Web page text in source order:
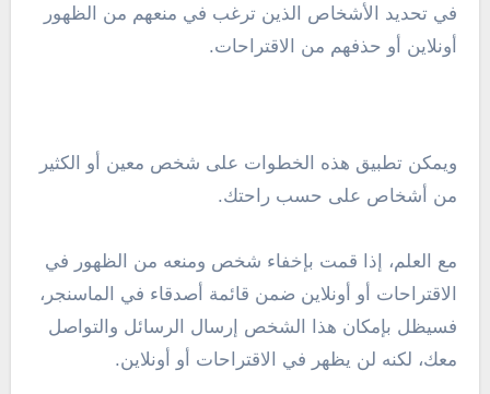
في تحديد الأشخاص الذين ترغب في منعهم من الظهور
أونلاين أو حذفهم من الاقتراحات.
ويمكن تطبيق هذه الخطوات على شخص معين أو الكثير
من أشخاص على حسب راحتك.
مع العلم، إذا قمت بإخفاء شخص ومنعه من الظهور في
الاقتراحات أو أونلاين ضمن قائمة أصدقاء في الماسنجر،
فسيظل بإمكان هذا الشخص إرسال الرسائل والتواصل
معك، لكنه لن يظهر في الاقتراحات أو أونلاين.